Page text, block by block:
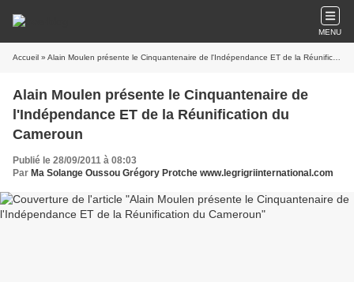
MENU
Accueil » Alain Moulen présente le Cinquantenaire de l'Indépendance ET de la Réunification du Cameroun
Alain Moulen présente le Cinquantenaire de
l'Indépendance ET de la Réunification du
Cameroun
Publié le 28/09/2011 à 08:03
Par Ma Solange Oussou Grégory Protche www.legrigriinternational.com